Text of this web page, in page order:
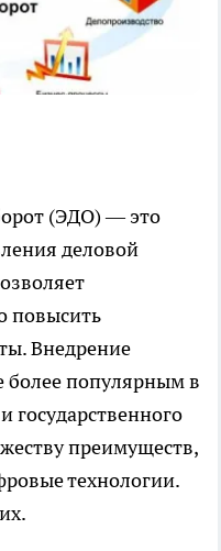
(ЭДО) — это
деловой
повысить
Внедрение
более популярным в
государственного
преимуществ,
технологии.